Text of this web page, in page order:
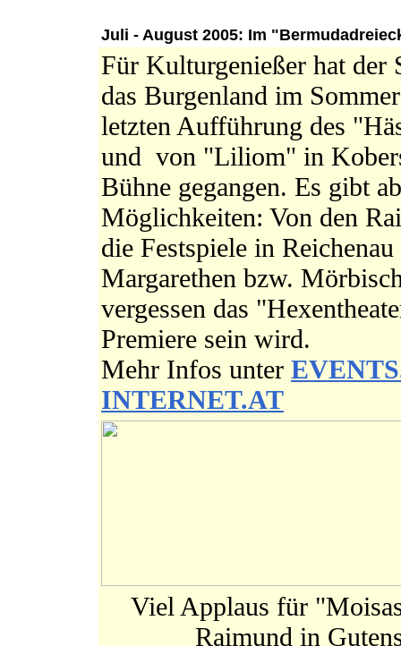
Juli - August 2005: Im
Für Kulturgenießer hat der
das Burgenland im
letzten Aufführung des
und von "Liliom" in
Bühne gegangen. Es gibt
Möglichkeiten: Von den
die Festspiele in
Margarethen bzw.
vergessen das
Premiere sein wird.
Mehr Infos unter
INTERNET.AT
Viel Applaus für
Raimund in